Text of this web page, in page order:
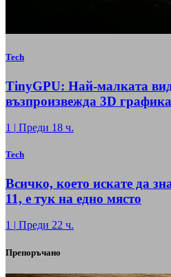
Tech
TinyGPU: Най-малката
възпроизвежда 3D
1 | Преди 18 ч.
Tech
Всичко, което искате да
11, е тук на едно място
1 | Преди 22 ч.
Препоръчано